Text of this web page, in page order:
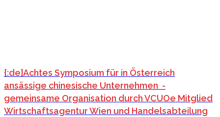
{:de}Achtes Symposium für in Österreich
ansässige chinesische Unternehmen -
gemeinsame Organisation durch VCUOe Mitglied
Wirtschaftsagentur Wien und Handelsabteilung